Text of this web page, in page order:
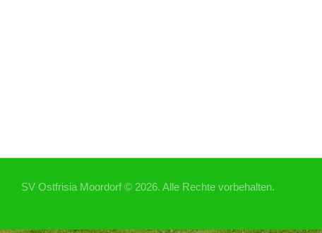
SV Ostfrisia Moordorf © 2026. Alle Rechte vorbehalten.